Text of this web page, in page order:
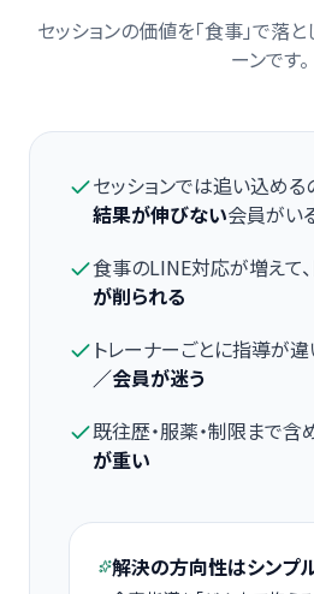
セッションの価値を「食事」で落と
ーンです。
セッションでは追い込める
結果が伸びない会員がい
食事のLINE対応が増えて、
が削られる
トレーナーごとに指導が違
／会員が迷う
既往歴・服薬・制限まで含
が重い
解決の方向性はシンプ